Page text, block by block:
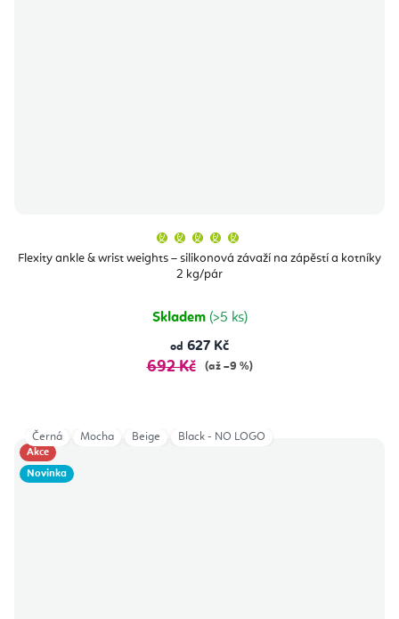
Flexity ankle & wrist weights – silikonová závaží na zápěstí a kotníky
2 kg/pár
produktu
je
hvězdiček.
Skladem (>5 ks)
od 627 Kč
692 Kč (až –9 %)
Akce
Novinka
Černá Mocha Beige Black - NO LOGO